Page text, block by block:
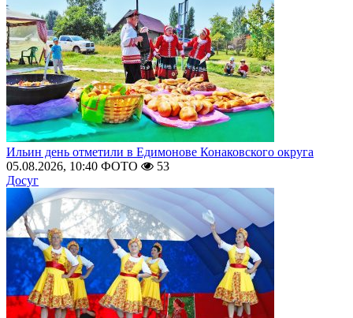
Ильин день отметили в Едимонове Конаковского округа
05.08.2026, 10:40 ФОТО
53
Досуг